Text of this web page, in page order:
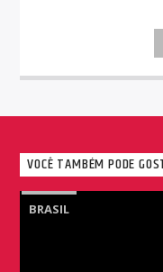
VOCÊ TAMBÉM PODE
BRASIL